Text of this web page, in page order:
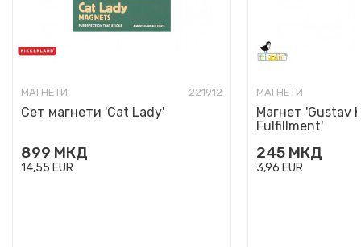
МАГНЕТИ 221912
Сет магнети 'Cat Lady'
899 МКД
14,55 EUR
МАГНЕТИ
Магнет 'Gustav
Fulfillment'
245 МКД
3,96 EUR